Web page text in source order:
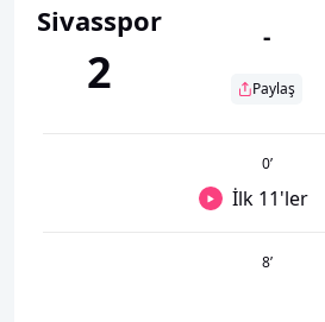
Sivasspor
2
-
Paylaş
0’
İlk 11'ler
8’